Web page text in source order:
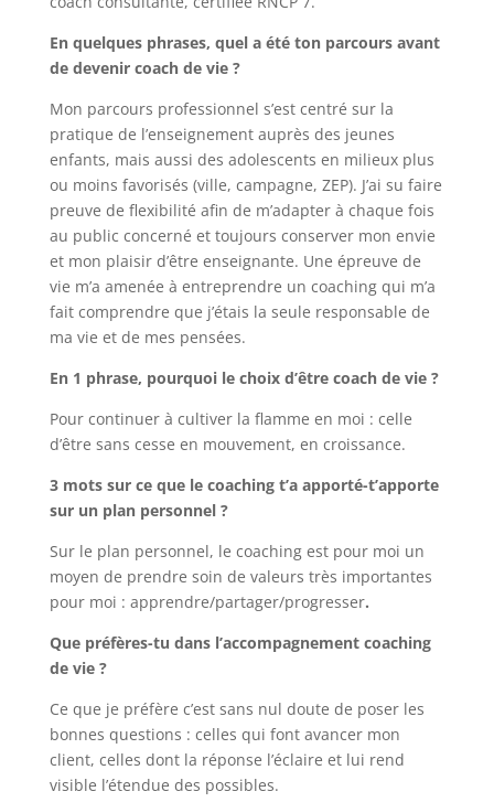
En quelques phrases, quel a été ton parcours avant
de devenir coach de vie ?
Mon parcours professionnel s’est centré sur la
pratique de l’enseignement auprès des jeunes
enfants, mais aussi des adolescents en milieux plus
ou moins favorisés (ville, campagne, ZEP). J’ai su faire
preuve de flexibilité afin de m’adapter à chaque fois
au public concerné et toujours conserver mon envie
et mon plaisir d’être enseignante. Une épreuve de
vie m’a amenée à entreprendre un coaching qui m’a
fait comprendre que j’étais la seule responsable de
ma vie et de mes pensées.
En 1 phrase, pourquoi le choix d’être coach de vie ?
Pour continuer à cultiver la flamme en moi : celle
d’être sans cesse en mouvement, en croissance.
3 mots sur ce que le coaching t’a apporté-t’apporte
sur un plan personnel ?
Sur le plan personnel, le coaching est pour moi un
moyen de prendre soin de valeurs très importantes
pour moi : apprendre/partager/progresser.
Que préfères-tu dans l’accompagnement coaching
de vie ?
Ce que je préfère c’est sans nul doute de poser les
bonnes questions : celles qui font avancer mon
client, celles dont la réponse l’éclaire et lui rend
visible l’étendue des possibles.